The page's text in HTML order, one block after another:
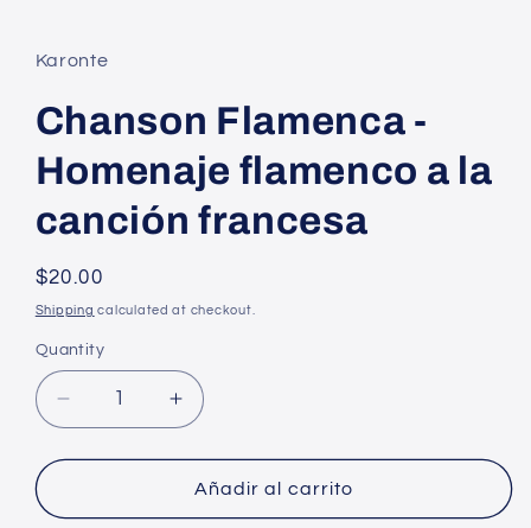
in
modal
Karonte
Chanson Flamenca -
Homenaje flamenco a la
canción francesa
Regular
price
$20.00
Shipping calculated at checkout.
Quantity
Decrease
quantity
for
Flamenca
Increase
quantity
for
Chanson
Flamenca
Añadir al carrito